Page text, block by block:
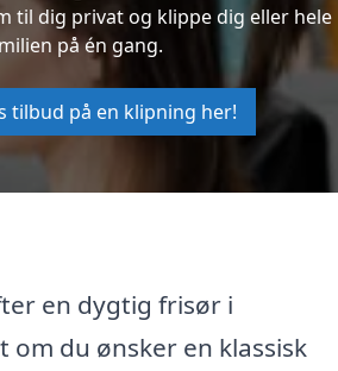
til dig privat og klippe dig eller hele
på én gang.
tilbud på en klipning her!
en dygtig frisør i
om du ønsker en klassisk